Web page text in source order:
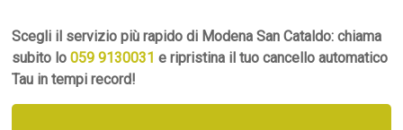
Scegli il servizio più rapido di Modena San Cataldo: chiama
subito lo 059 9130031 e ripristina il tuo cancello automatico
Tau in tempi record!